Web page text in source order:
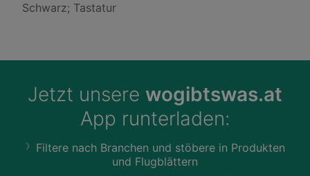
Schwarz; Tastatur
Jetzt unsere wogibtswas.at
App runterladen:
Filtere nach Branchen und stöbere in Produkten
und Flugblättern